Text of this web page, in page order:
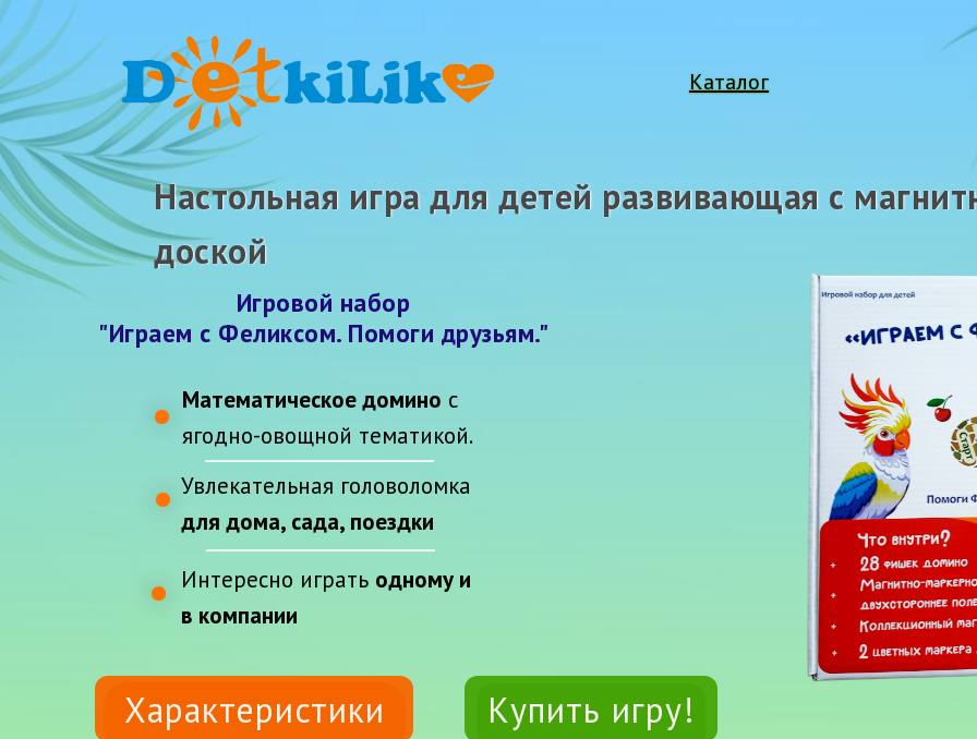
Математическое домино с
ягодно-овощной тематикой.
Увлекательная головоломка
для дома, сада, поездки
Интересно играть одному и
в компании
Купить игру!
Каталог
Характеристики
Игровой набор
"Играем с Феликсом. Помоги друзьям."
Настольная игра для детей развивающая с
доской